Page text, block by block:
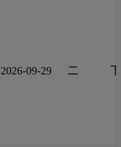
2026-09-29 二